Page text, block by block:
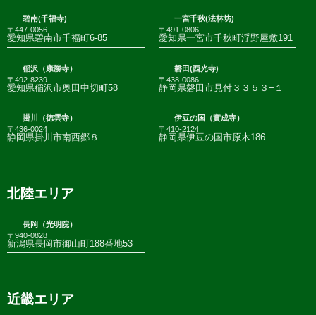
碧南(千福寺)
〒447-0056
愛知県碧南市千福町6-85
一宮千秋(法林坊)
〒491-0806
愛知県一宮市千秋町浮野屋敷191
稲沢（康勝寺）
〒492-8239
愛知県稲沢市奥田中切町58
磐田(西光寺)
〒438-0086
静岡県磐田市見付３３５３−１
掛川（徳雲寺）
〒436-0024
静岡県掛川市南西郷８
伊豆の国（實成寺）
〒410-2124
静岡県伊豆の国市原木186
北陸エリア
長岡（光明院）
〒940-0828
新潟県長岡市御山町188番地53
近畿エリア